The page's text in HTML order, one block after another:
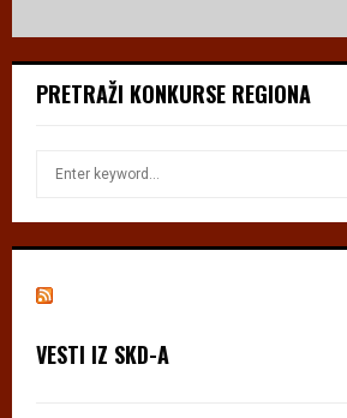
PRETRAŽI KONKURSE REGIONA
h
r
VESTI IZ SKD-A